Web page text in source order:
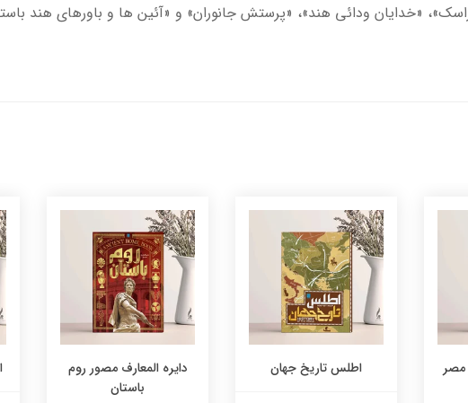
«خدایان ودائی هند»، «پرستش جانوران» و «آئین ها و باورهای هند
مصر
اطلس تاریخ جهان
دایره المعارف مصور روم
باستان